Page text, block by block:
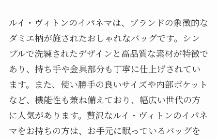
ルイ・ヴィトンのイパネマは、ブランドの象徴的な
ダミエ柄が施されたおしゃれなバッグです。シン
プルで洗練されたデザインと高品質な素材が特徴で
あり、持ち手や金具部分も丁寧に仕上げされてい
ます。また、使い勝手の良いサイズや内部ポケット
など、機能性も兼ね備えており、幅広い世代の方
に人気があります。贅沢なルイ・ヴィトンのイパネ
マをお持ちの方は、お手元に眠っているバッグを